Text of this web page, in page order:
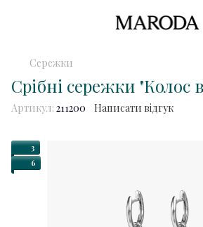
Сережки
Срібні сережки "Колос
Артикул: 211200 Написати відгук
3
6